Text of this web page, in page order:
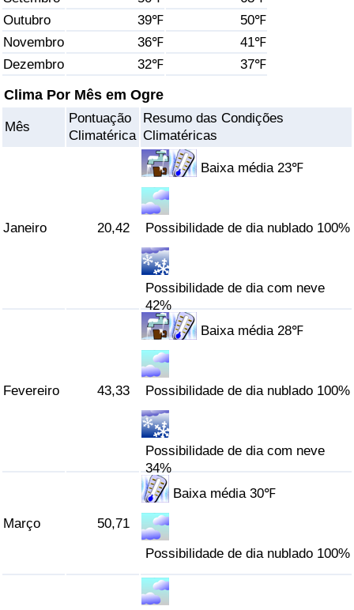
Outubro
39℉
50℉
Novembro
36℉
41℉
Dezembro
32℉ 37℉
Clima Por Mês em Ogre
Mês
Pontuação
Climatérica
Resumo das Condições
Climatéricas
Janeiro 20,42
Baixa média 23℉
Possibilidade de dia nublado 100%
Possibilidade de dia com neve
42%
Fevereiro 43,33
Baixa média 28℉
Possibilidade de dia nublado 100%
Possibilidade de dia com neve
34%
Março 50,71
Baixa média 30℉
Possibilidade de dia nublado 100%
Saúde
Indicador de Saúde (Atual)
Indicador de Saúde por País
Indicador de Poluição (Atual)
Indicador de Poluição por País
Indicador de Trânsito
Indicador de Trânsito (Atual)
Indicador de Trânsito por País